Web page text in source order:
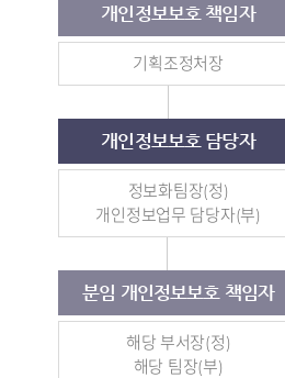
개인정보보호 책임자
기획조정처장
개인정보보호 담당자
정보화팀장(정)
개인정보업무 담당자(부)
분임 개인정보보호 책임자
해당 부서장(정)
해당 팀장(부)